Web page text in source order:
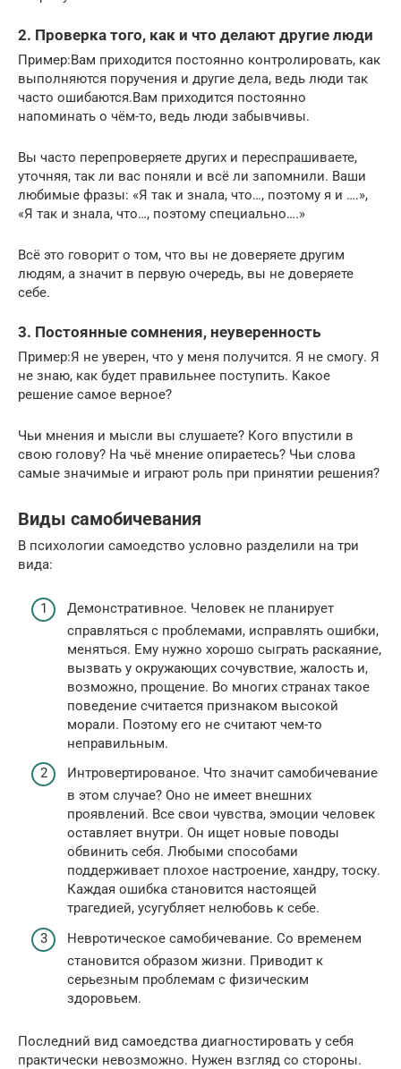
2. Проверка того, как и что делают другие люди
Пример:Вам приходится постоянно контролировать, как
выполняются поручения и другие дела, ведь люди так
часто ошибаются.Вам приходится постоянно
напоминать о чём-то, ведь люди забывчивы.
Вы часто перепроверяете других и переспрашиваете,
уточняя, так ли вас поняли и всё ли запомнили. Ваши
любимые фразы: «Я так и знала, что…, поэтому я и ….»,
«Я так и знала, что…, поэтому специально….»
Всё это говорит о том, что вы не доверяете другим
людям, а значит в первую очередь, вы не доверяете
себе.
3. Постоянные сомнения, неуверенность
Пример:Я не уверен, что у меня получится. Я не смогу. Я
не знаю, как будет правильнее поступить. Какое
решение самое верное?
Чьи мнения и мысли вы слушаете? Кого впустили в
свою голову? На чьё мнение опираетесь? Чьи слова
самые значимые и играют роль при принятии решения?
Виды самобичевания
В психологии самоедство условно разделили на три
вида:
Демонстративное. Человек не планирует
справляться с проблемами, исправлять ошибки,
меняться. Ему нужно хорошо сыграть раскаяние,
вызвать у окружающих сочувствие, жалость и,
возможно, прощение. Во многих странах такое
поведение считается признаком высокой
морали. Поэтому его не считают чем-то
неправильным.
Интровертированое. Что значит самобичевание
в этом случае? Оно не имеет внешних
проявлений. Все свои чувства, эмоции человек
оставляет внутри. Он ищет новые поводы
обвинить себя. Любыми способами
поддерживает плохое настроение, хандру, тоску.
Каждая ошибка становится настоящей
трагедией, усугубляет нелюбовь к себе.
Невротическое самобичевание. Со временем
становится образом жизни. Приводит к
серьезным проблемам с физическим
здоровьем.
Последний вид самоедства диагностировать у себя
практически невозможно. Нужен взгляд со стороны.